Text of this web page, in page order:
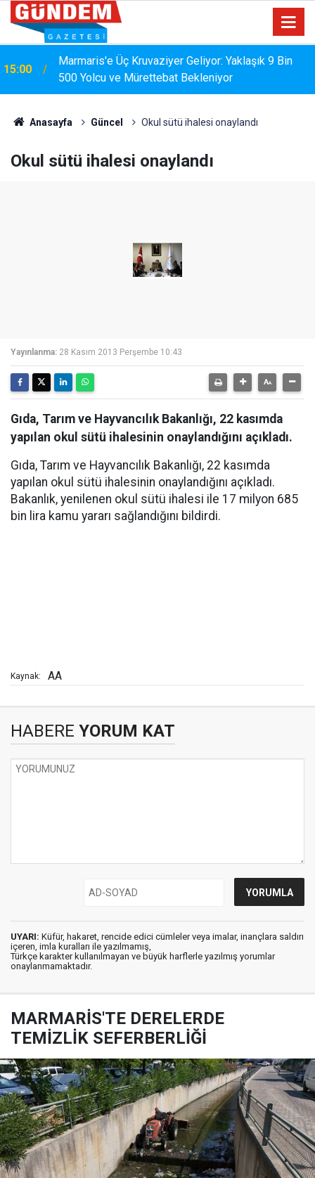
15:00
Marmaris'e Üç Kruvaziyer Geliyor: Yaklaşık 9 Bin
500 Yolcu ve Mürettebat Bekleniyor
Anasayfa Güncel Okul sütü ihalesi onaylandı
Okul sütü ihalesi onaylandı
Yayınlanma: 28 Kasım 2013 Perşembe 10:43
Gıda, Tarım ve Hayvancılık Bakanlığı, 22 kasımda
yapılan okul sütü ihalesinin onaylandığını açıkladı.
Gıda, Tarım ve Hayvancılık Bakanlığı, 22 kasımda
yapılan okul sütü ihalesinin onaylandığını açıkladı.
Bakanlık, yenilenen okul sütü ihalesi ile 17 milyon 685
bin lira kamu yararı sağlandığını bildirdi.
Kaynak: AA
HABERE YORUM KAT
UYARI: Küfür, hakaret, rencide edici cümleler veya imalar, inançlara saldırı
içeren, imla kuralları ile yazılmamış,
Türkçe karakter kullanılmayan ve büyük harflerle yazılmış yorumlar
onaylanmamaktadır.
MARMARİS'TE DERELERDE
TEMİZLİK SEFERBERLİĞİ